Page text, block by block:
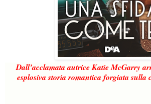
Dall’acclamata autrice Katie McGarry
esplosiva storia romantica forgiata sulla